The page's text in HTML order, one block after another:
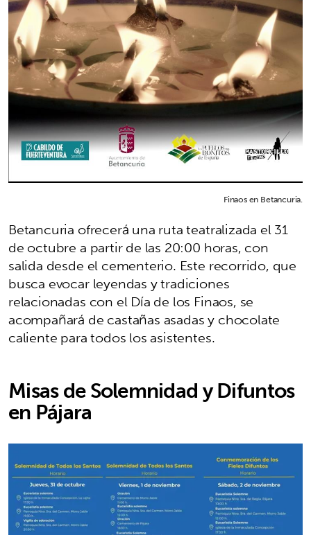
Finaos en Betancuria.
Betancuria ofrecerá una ruta teatralizada el 31
de octubre a partir de las 20:00 horas, con
salida desde el cementerio. Este recorrido, que
busca evocar leyendas y tradiciones
relacionadas con el Día de los Finaos, se
acompañará de castañas asadas y chocolate
caliente para todos los asistentes.
Misas de Solemnidad y Difuntos
en Pájara